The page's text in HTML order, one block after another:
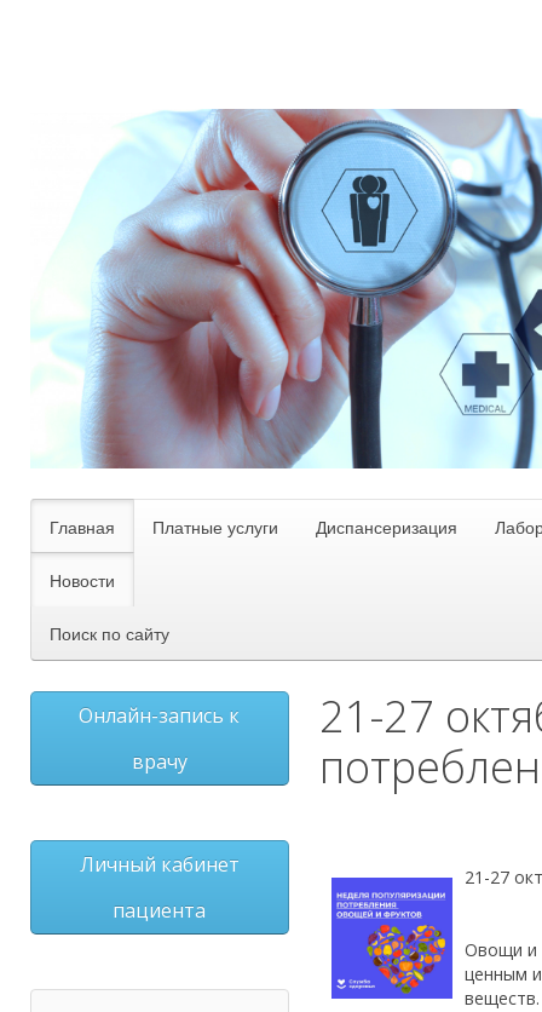
Главная Платные услуги Диспансеризация
Новости
Поиск по сайту
21-27
21-27
Овощи и
ценным
веществ.
Онлайн-запись к
врачу
Личный кабинет
пациента